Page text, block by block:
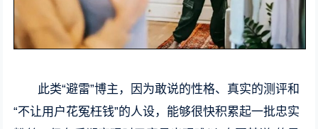
此类“避雷”博主，因为敢说的性格、真实的测评和
“不让用户花冤枉钱”的人设，能够很快积累起一批忠实